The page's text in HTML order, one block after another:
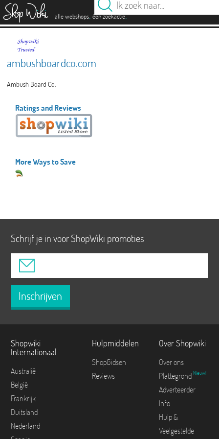
alle webshops. één zoekactie.
ambushboardco.com
Ambush Board Co.
Ratings and Reviews
More Ways to Save
Schrijf je in voor ShopWiki promoties
Inschrijven
Shopwiki
Internationaal
Australië
België
Frankrijk
Duitsland
Nederland
Hulpmiddelen
ShopGidsen
Reviews
Over Shopwiki
Over ons
Plattegrond Nieuw!
Adverteerder
Info
Hulp &
Veelgestelde